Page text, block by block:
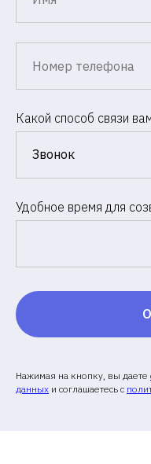
Какой способ связи
Удобное время для
Нажимая на кнопку, вы даете
данных и соглашаетесь c